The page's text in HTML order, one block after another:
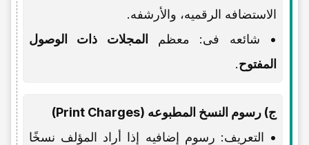
الاستضافه الرقمیه، والأرشفه.
• شائعه فی: معظم
المجلات ذات الوصول
المفتوح.
ج) رسوم النسخ المطبوعه (Print Charges)
• التعریف: رسوم إضافیه إذا أراد المؤلف نسخًا